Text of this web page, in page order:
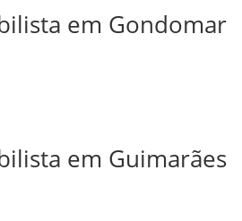
em Gondomar
em Guimarães